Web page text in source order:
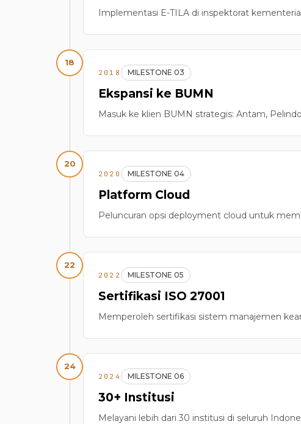
Implementasi E-TILA di inspektorat
18
2018 MILESTONE 03
Ekspansi ke BUMN
Masuk ke klien BUMN strategis: Antam,
20
2020 MILESTONE 04
Platform Cloud
Peluncuran opsi deployment cloud untuk
22
2022 MILESTONE 05
Sertifikasi ISO 27001
Memperoleh sertifikasi sistem manajemen
24
2024 MILESTONE 06
30+ Institusi
Melayani lebih dari 30 institusi di seluruh